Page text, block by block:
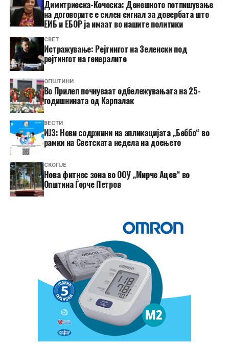
Димитриеска-Кочоска: Денешното потпишување
на договорите е силен сигнал за довербата што
ЕИБ и ЕБОР ја имаат во нашите политики
СВЕТ
Истражување: Рејтингот на Зеленски под
рејтингот на генералите
ОПШТИНИ
Во Прилеп почнуваат одбележувањата на 25-
годишнината од Карпалак
ВЕСТИ
ИЈЗ: Нови содржини на апликацијата „Беббо“ во
рамки на Светската недела на доењето
СКОПЈЕ
Нова фитнес зона во ООУ „Мирче Ацев“ во
Општина Ѓорче Петров